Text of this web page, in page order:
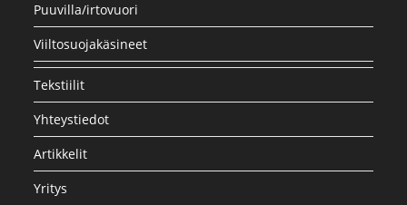
Puuvilla/irtovuori
Viiltosuojakäsineet
Tekstiilit
Yhteystiedot
Artikkelit
Yritys